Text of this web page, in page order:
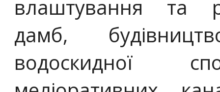
влаштування та
дамб,
водоскидної